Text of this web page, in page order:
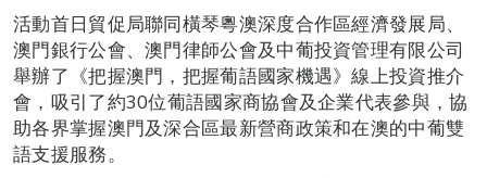
活動首日貿促局聯同橫琴粵澳深度合作區經濟發展局、
澳門銀行公會、澳門律師公會及中葡投資管理有限公司
舉辦了《把握澳門，把握葡語國家機遇》線上投資推介
會，吸引了約30位葡語國家商協會及企業代表參與，協
助各界掌握澳門及深合區最新營商政策和在澳的中葡雙
語支援服務。